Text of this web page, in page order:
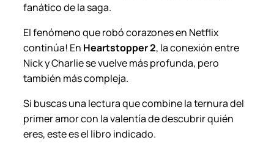
fanático de la saga.
El fenómeno que robó corazones en Netflix
continúa! En Heartstopper 2, la conexión entre
Nick y Charlie se vuelve más profunda, pero
también más compleja.
Si buscas una lectura que combine la ternura del
primer amor con la valentía de descubrir quién
eres, este es el libro indicado.